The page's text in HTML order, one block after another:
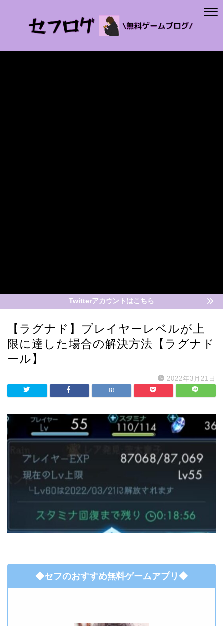
Twitterアカウントはこちら
【ラグナド】プレイヤーレベルが上
限に達した場合の解決方法【ラグナド
ール】
2022年3月21日
◆セフのおすすめ無料ゲームアプリ◆